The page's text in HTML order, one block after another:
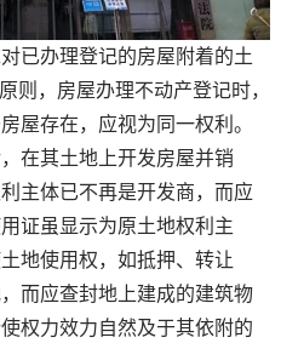
办理登记的房屋附着的土
则，房屋办理不动产登记时，
屋存在，应视为同一权利。
在其土地上开发房屋并销
主体已不再是开发商，而应
证虽显示为原土地权利主
地使用权，如抵押、转让
而应查封地上建成的建筑物
权力效力自然及于其依附的